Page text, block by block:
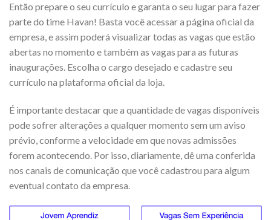
Então prepare o seu currículo e garanta o seu lugar para fazer
parte do time Havan! Basta você acessar a página oficial da
empresa, e assim poderá visualizar todas as vagas que estão
abertas no momento e também as vagas para as futuras
inaugurações. Escolha o cargo desejado e cadastre seu
currículo na plataforma oficial da loja.
É importante destacar que a quantidade de vagas disponíveis
pode sofrer alterações a qualquer momento sem um aviso
prévio, conforme a velocidade em que novas admissões
forem acontecendo. Por isso, diariamente, dê uma conferida
nos canais de comunicação que você cadastrou para algum
eventual contato da empresa.